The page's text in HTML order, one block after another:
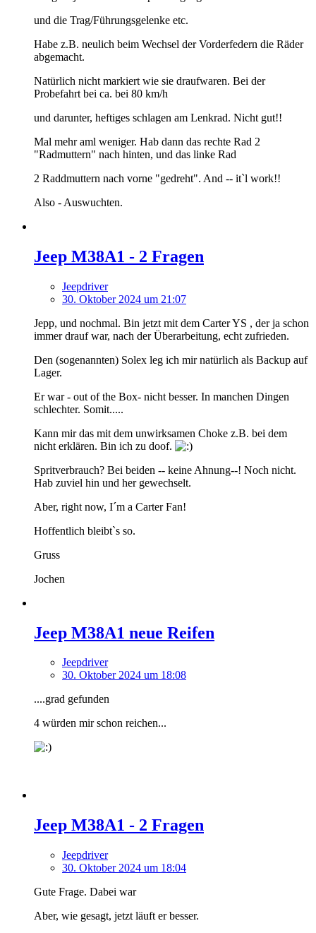
und die Trag/Führungsgelenke etc.
Habe z.B. neulich beim Wechsel der Vorderfedern die Räder
abgemacht.
Natürlich nicht markiert wie sie draufwaren. Bei der
Probefahrt bei ca. bei 80 km/h
und darunter, heftiges schlagen am Lenkrad. Nicht gut!!
Mal mehr aml weniger. Hab dann das rechte Rad 2
"Radmuttern" nach hinten, und das linke Rad
2 Raddmuttern nach vorne "gedreht". And -- it`l work!!
Also - Auswuchten.
Jeep M38A1 - 2 Fragen
Jeepdriver
30. Oktober 2024 um 21:07
Jepp, und nochmal. Bin jetzt mit dem Carter YS , der ja schon
immer drauf war, nach der Überarbeitung, echt zufrieden.
Den (sogenannten) Solex leg ich mir natürlich als Backup auf
Lager.
Er war - out of the Box- nicht besser. In manchen Dingen
schlechter. Somit.....
Kann mir das mit dem unwirksamen Choke z.B. bei dem
nicht erklären. Bin ich zu doof.
Spritverbrauch? Bei beiden -- keine Ahnung--! Noch nicht.
Hab zuviel hin und her gewechselt.
Aber, right now, I´m a Carter Fan!
Hoffentlich bleibt`s so.
Gruss
Jochen
Jeep M38A1 neue Reifen
Jeepdriver
30. Oktober 2024 um 18:08
....grad gefunden
4 würden mir schon reichen...
Jeep M38A1 - 2 Fragen
Jeepdriver
30. Oktober 2024 um 18:04
Gute Frage. Dabei war
Aber, wie gesagt, jetzt läuft er besser.